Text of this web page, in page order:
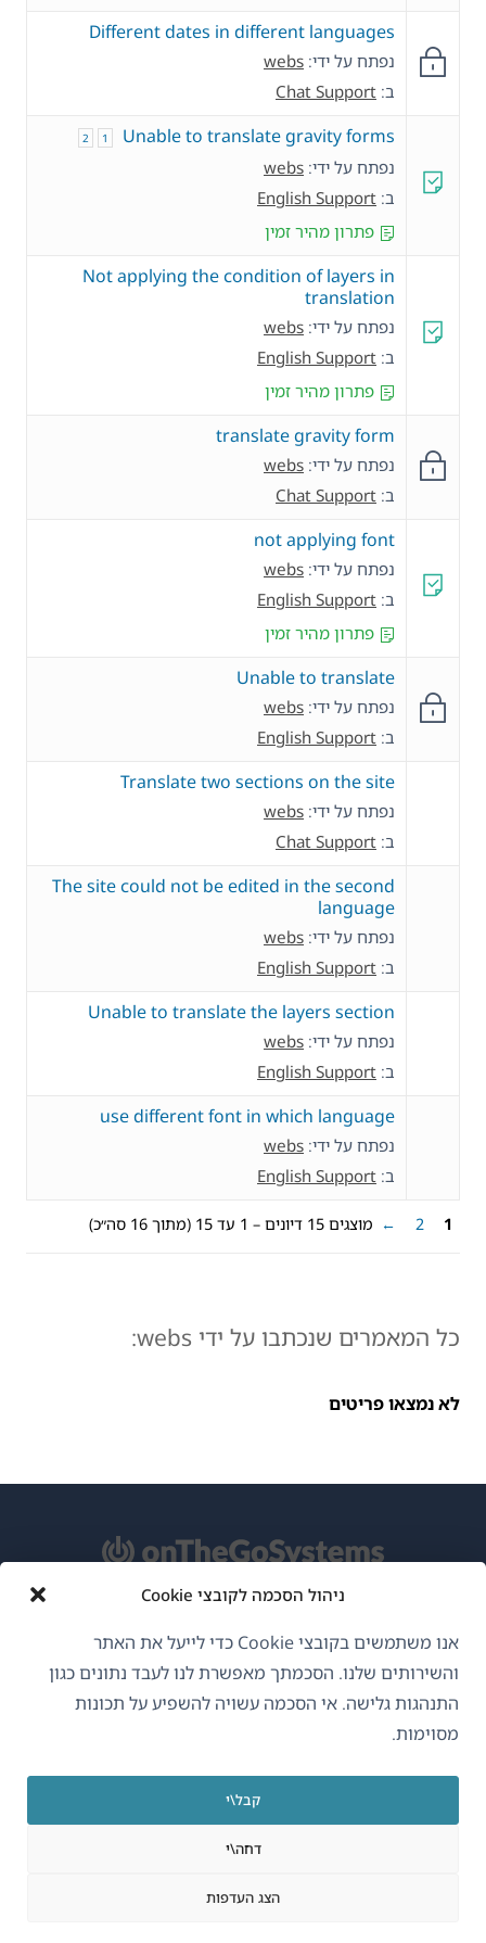
ניהול הסכמה לקובצי Cookie
אנו משתמשים בקובצי Cookie כדי לייעל את האתר
והשירותים שלנו. הסכמתך מאפשרת לנו לעבד נתונים כגון
התנהגות גלישה. אי הסכמה עשויה להשפיע על תכונות
מסוימות.
קבל\י
דחה\י
הצג העדפות
Different dates in different languages
נפתח על ידי: webs
ב: Chat Support
Unable to translate gravity forms
1
2
נפתח על ידי: webs
ב: English Support
פתרון מהיר זמין
Not applying the condition of layers in
translation
נפתח על ידי: webs
ב: English Support
פתרון מהיר זמין
translate gravity form
נפתח על ידי: webs
ב: Chat Support
not applying font
נפתח על ידי: webs
ב: English Support
פתרון מהיר זמין
Unable to translate
נפתח על ידי: webs
ב: English Support
Translate two sections on the site
נפתח על ידי: webs
ב: Chat Support
The site could not be edited in the second
language
נפתח על ידי: webs
ב: English Support
Unable to translate the layers section
נפתח על ידי: webs
ב: English Support
use different font in which language
נפתח על ידי: webs
ב: English Support
מוצגים 15 דיונים – 1 עד 15 (מתוך 16 סה״כ) 1
2
←
כל המאמרים שנכתבו על ידי webs:
לא נמצאו פריטים
עברית
GDPR ומדיניות פרטיות
הצטרף לצוות שלנו(נפתח
בחלון
חדש)
בחלון
חדש)
בחלון